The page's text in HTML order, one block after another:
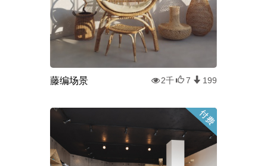
藤编场景 2千 7 199